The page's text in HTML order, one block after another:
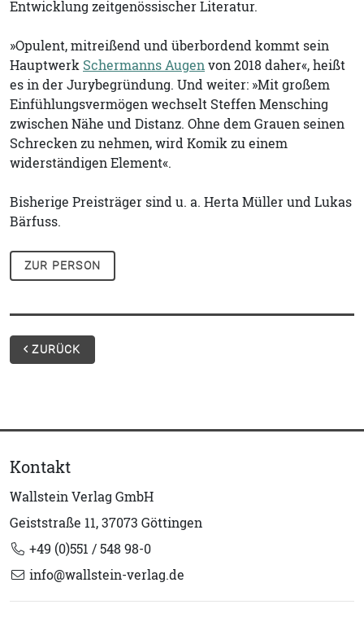
Entwicklung zeitgenössischer Literatur.
»Opulent, mitreißend und überbordend kommt sein
Hauptwerk Schermanns Augenvon 2018 daher«,heißt
es in der Jurybegründung. Und weiter: »Mit großem
Einfühlungsvermögen wechselt Steffen Mensching
zwischen Nähe und Distanz. Ohne dem Grauen seinen
Schrecken zu nehmen, wird Komik zu einem
widerständigen Element«.
Bisherige Preisträger sind u. a. Herta Müller und Lukas
Bärfuss.
ZUR PERSON
ZURÜCK
Kontakt
Wallstein Verlag GmbH
Geiststraße 11, 37073 Göttingen
+49 (0)551 / 548 98-0
info@wallstein-verlag.de